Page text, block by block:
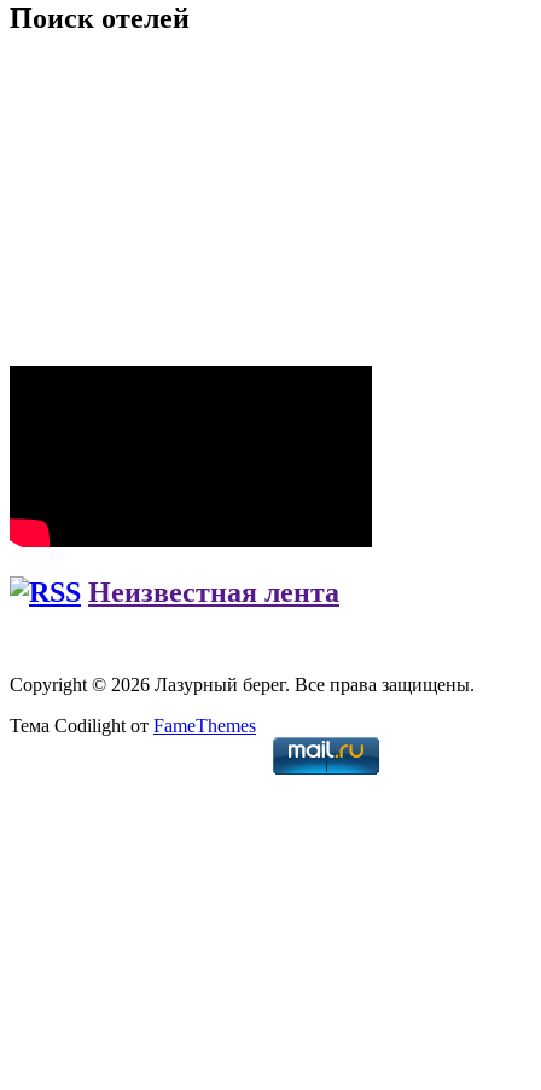
Поиск отелей
Неизвестная лента
Copyright © 2026 Лазурный берег. Все права защищены.
Тема Codilight от FameThemes